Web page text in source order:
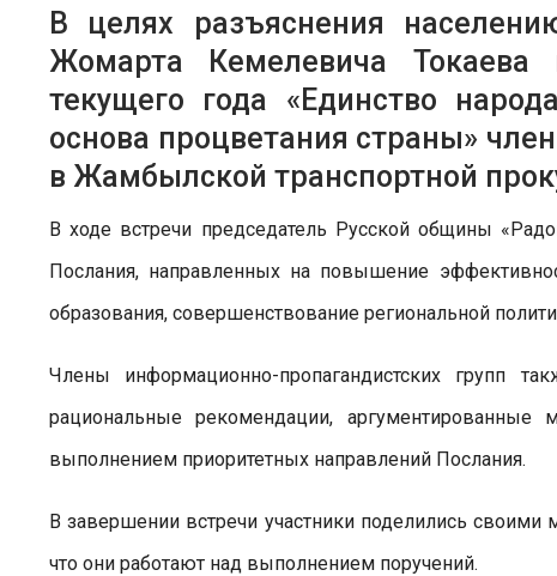
В целях разъяснения
Жомарта Кемелевича Токаева
текущего года «Единство
основа процветания страны»
в Жамбылской транспортной
В ходе встречи председатель Русской общины
Послания, направленных на повышение
образования, совершенствование региональной
Члены информационно-пропагандистских групп
рациональные рекомендации,
выполнением приоритетных направлений Послания.
В завершении встречи участники поделились
что они работают над выполнением поручений.